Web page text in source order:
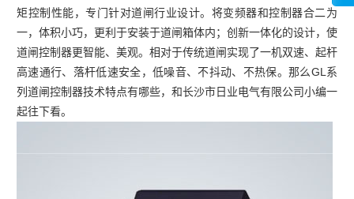
矩控制性能，专门针对道闸行业设计。将变频器和控制器合二为
一，体积小巧，更利于安装于道闸箱体内；创新一体化的设计，使
道闸控制器更智能、美观。相对于传统道闸实现了一机双速、起杆
高速通行、落杆低速安全，低噪音、不抖动、不热保。那么GL系
列道闸控制器技术特点有哪些，和长沙市日业电气有限公司小编一
起往下看。